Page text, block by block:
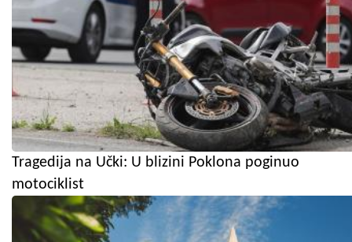
Tragedija na Učki: U blizini Poklona poginuo
motociklist